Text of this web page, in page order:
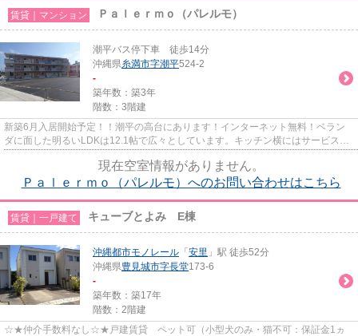
賃貸｜マンション Ｐａｌｅｒｍｏ（パレルモ）
潮平バス停下車 徒歩14分
沖縄県糸満市字潮平524-2
-
築年数：築3年
階数：3階建
新築6月入居開始予定！！潮平の高台にあります！インターネット無料！ベラン
ダに面した明るいLDKは12.1帖で広々としています。キッチン横にはサービスコ
現在空室情報がありません。
Ｐａｌｅｒｍｏ（パレルモ）へのお問い合わせはこちら
賃貸｜一戸建て キューブとよみ E棟
沖縄都市モノレール 「 安里 」駅 徒歩52分
沖縄県豊見城市字長堂173-6
-
築年数：築17年
階数：2階建
☆★仲介手数料なし☆★戸建賃貸 ペット可（小型犬のみ・猫不可：保証金1ヵ